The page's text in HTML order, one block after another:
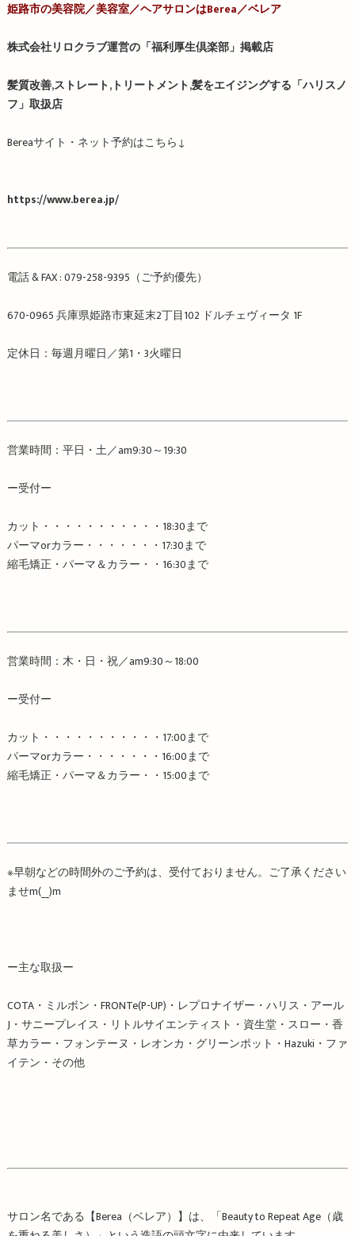
姫路市の美容院／美容室／ヘアサロンはBerea／ベレア
株式会社リロクラブ運営の「福利厚生倶楽部」掲載店
髪質改善,ストレート,トリートメント,髪をエイジングする「ハリスノ
フ」取扱店
Bereaサイト・ネット予約はこちら↓
https://www.berea.jp/
電話& FAX : 079-258-9395 （ご予約優先）
670-0965兵庫県姫路市東延末2丁目102 ドルチェヴィータ 1F
定休日：毎週月曜日／第1 ・ 3火曜日
営業時間：平日・土／am9:30～19:30
ー受付ー
カット・・・・・・・・・・・ 18:30まで
パーマorカラー・・・・・・・ 17:30まで
縮毛矯正・パーマ＆カラー・・ 16:30まで
営業時間：木・日・祝／am9:30～18:00
ー受付ー
カット・・・・・・・・・・・ 17:00まで
パーマorカラー・・・・・・・ 16:00まで
縮毛矯正・パーマ＆カラー・・ 15:00まで
※早朝などの時間外のご予約は、受付ておりません。ご了承ください
ませm(__ )m
ー主な取扱ー
COTA・ミルボン・FRONTe(P-UP)・レプロナイザー・ハリス・アール
J・サニープレイス・リトルサイエンティスト・資生堂・スロー・香
草カラー・フォンテーヌ・レオンカ・グリーンポット・Hazuki・ファ
イテン・その他
サロン名である【Berea（ベレア）】は、「Beauty to Repeat Age（歳